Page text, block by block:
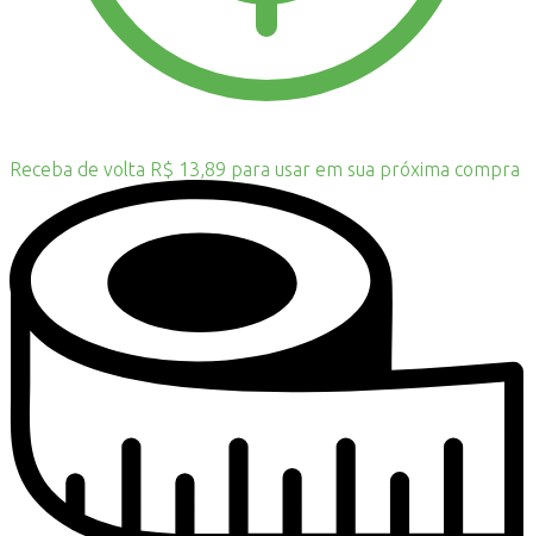
Receba de volta R$ 13,89 para usar em sua próxima compra